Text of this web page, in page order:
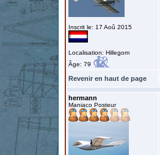
Inscrit le: 17 Aoû 2015
Localisation: Hillegom
Âge: 79
Revenir en haut de page
hermann
Maniaco Posteur